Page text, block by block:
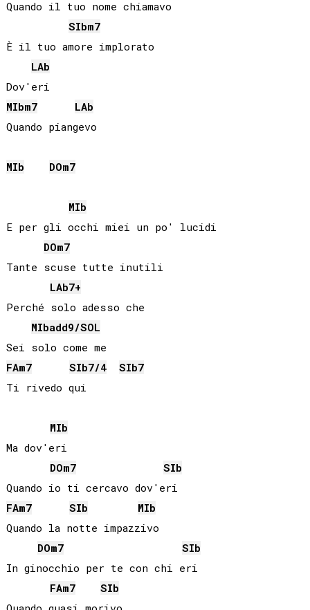
Quando il tuo nome chiamavo
SIbm7
È il tuo amore implorato
LAb
MIbm7
LAb
MIb DOm7
MIb
E per gli occhi miei un po' lucidi
DOm7
Tante scuse tutte inutili
LAb7+
Perché solo adesso che
MIbadd9/SOL
FAm7 SIb7/4 SIb7
Ti rivedo qui
MIb
Ma dov'eri
DOm7
SIb
FAm7 SIb
MIb
Quando la notte impazzivo
DOm7
SIb
In ginocchio per te con chi eri
FAm7
SIb